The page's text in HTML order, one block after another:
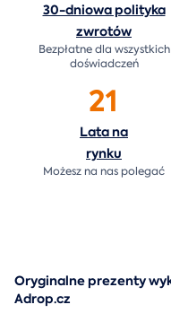
30-dniowa polityka
zwrotów
Bezpłatne dla wszystkich
doświadczeń
21
Lata na
rynku
Możesz na nas polegać
Oryginalne prezenty
Adrop.cz